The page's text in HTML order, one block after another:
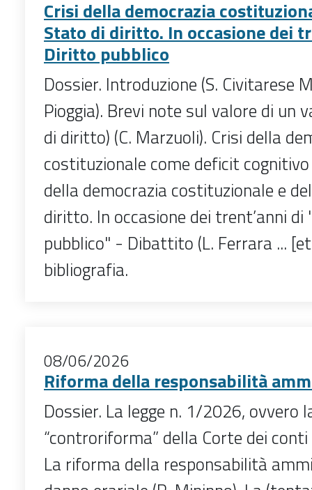
Crisi della democrazia
Stato di diritto. In occasione dei
Diritto pubblico
Dossier. Introduzione (S. Civitarese
Pioggia). Brevi note sul valore di un
di diritto) (C. Marzuoli). Crisi della
costituzionale come deficit cognitivo
della democrazia costituzionale e
diritto. In occasione dei trent’anni
pubblico" - Dibattito (L. Ferrara ...
bibliografia.
08/06/2026
Riforma della responsabilità
Dossier. La legge n. 1/2026, ovvero
“controriforma” della Corte dei conti
La riforma della responsabilità